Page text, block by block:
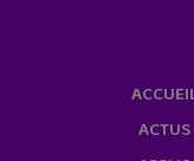
ACTUS